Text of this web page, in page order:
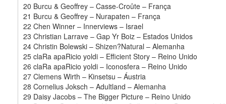
20 Burcu & Geoffrey – Casse-Croûte – França
21 Burcu & Geoffrey – Nurapaten – França
22 Chen Winner – Innerviews – Israel
23 Christian Larrave – Gap Yr Boiz – Estados Unidos
24 Christin Bolewski – Shizen?Natural – Alemanha
25 claRa apaRicio yoldi – Efficient Story – Reino Unido
26 claRa apaRicio yoldi – Iconosfera – Reino Unido
27 Clemens Wirth – Kinsetsu – Áustria
28 Cornelius Joksch – Adultland – Alemanha
29 Daisy Jacobs – The Bigger Picture – Reino Unido